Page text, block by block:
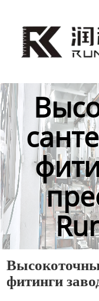
Продукция
Контакты
фитинги